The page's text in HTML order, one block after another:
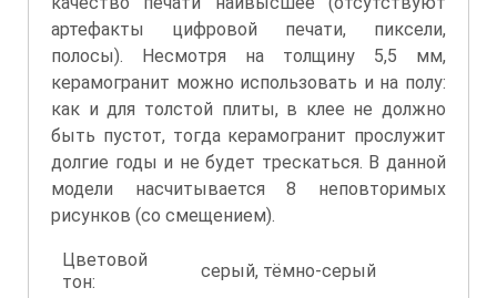
артефакты цифровой печати, пиксели,
полосы). Несмотря на толщину 5,5 мм,
керамогранит можно использовать и на полу:
как и для толстой плиты, в клее не должно
быть пустот, тогда керамогранит прослужит
долгие годы и не будет трескаться. В данной
модели насчитывается 8 неповторимых
рисунков (со смещением).
Цветовой
тон:
серый, тёмно-серый